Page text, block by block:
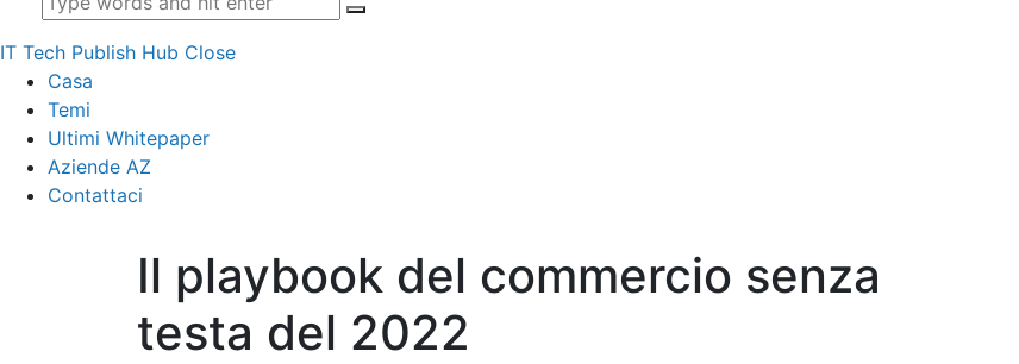
IT Tech Publish Hub Close
Casa
Temi
Ultimi Whitepaper
Aziende AZ
Contattaci
Il playbook del commercio senza
testa del 2022